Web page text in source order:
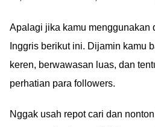
Apalagi jika kamu menggunakan
Inggris berikut ini. Dijamin kamu
keren, berwawasan luas, dan
perhatian para followers.
Nggak usah repot cari dan